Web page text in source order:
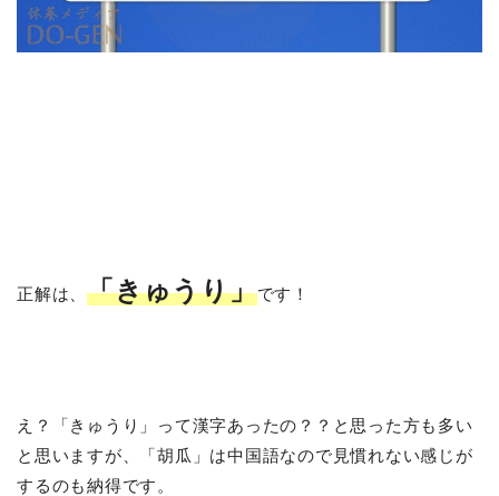
正解は、「きゅうり」です！
え？「きゅうり」って漢字あったの？？と思った方も多い
と思いますが、「胡瓜」は中国語なので見慣れない感じが
するのも納得です。